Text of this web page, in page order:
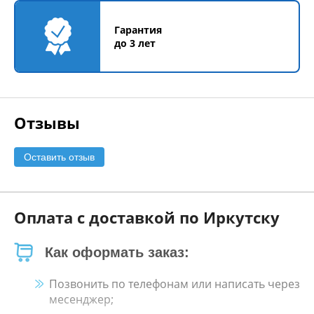
Гарантия
до 3 лет
Отзывы
Оставить отзыв
Оплата с доставкой по Иркутску
Как оформать заказ:
Позвонить по телефонам или написать через
месенджер;